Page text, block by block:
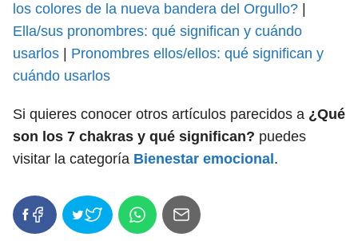
los colores de la nueva bandera del Orgullo?
Ella/sus pronombres: qué significan y cuándo
usarlos
Pronombres ellos/ellos: qué significan y
cuándo usarlos
Si quieres conocer otros artículos parecidos a ¿Qué
son los 7 chakras y qué significan? puedes
visitar la categoría Bienestar emocional .